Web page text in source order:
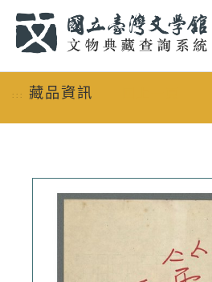
::: 藏品資訊